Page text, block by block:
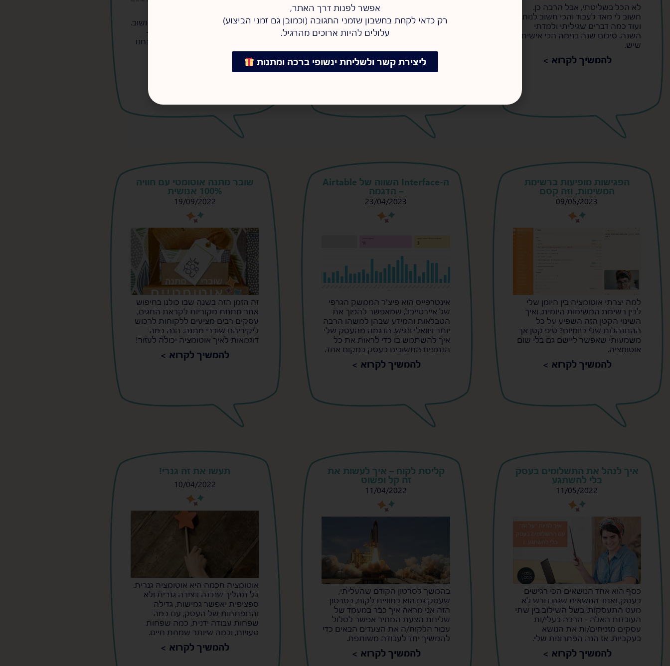
לא הכל בשליטתי, אבל הרבה כן.
חשוב לי מאד לעבוד והכי חשוב לנוח.
ועוד כמה דברים שגיליתי ולמדתי
השנה. סיכום שנה בנימה הכי אישית
שיש.
להמשיך לקרוא >
הפעם מדובר בחברה גדולה עם המון
משתמשים, שאפנו ליצור מערכת
"רזה" ומצומצמת שתאפשר לעובדי
נתונים ולבצע פעולות בתוך המערכת,
מבלי שתהיה להם גישה לנתונים
עצמם.
טקסט שונים שצריך להקליד שוב ושוב.
מהרגע שהטקסט שמור בתוכנה -
אפשר באמצעות הקלדת קוד שאנחנו
קבענו להעתיק אותו לכל מקום!
הפגישות מופיעות ברשימת
המשימות, וזה קסם
09/05/2023
s
s
למה יצרתי אוטומציה בין היומן שלי
לבין רשימת המשימות היומית, ואיך
השינוי הקטן הזה השפיע על כל
ההתנהלות שלי ביומיום? טיפ קטן אך
משמעותי שאפשר ליישם גם בלי שום
אוטומציה.
להמשיך לקרוא >
ה-Interface השווה של Airtable
– הדגמה
23/04/2023
s
s
אינטרפייס הוא פיצ'ר הממשק הגרפי
של איירטייבל, שמאפשר להפוך את
הטבלאות והמידע שבהן למשהו הרבה
יותר ויזואלי ונגיש. הדגמה מהעסק שלי
איך להשתמש בו כדי לראות את כל
הנתונים החשובים בעסק במקום אחד.
להמשיך לקרוא >
שובר מתנה אוטומטי עם חוויה
100% אנושית
19/09/2022
s
s
זה הזמן הזה בשנה שבו כולנו בחיפוש
אחר מתנות מקוריות לקראת החגים,
עסקים רבים מציעים ללקוחות לרכוש
ליקיריהם שוברי מתנה. הנה כמה
דוגמאות לאיך אוטומציה יכולה לעזור!
להמשיך לקרוא >
איך לנהל את התשלומים בעסק
בלי להשתגע
11/05/2022
s
s
כסף הוא אחד הנושאים הכי רגישים
בעסק, ואחד הנושאים שגם דורש לא
מעט התעסקות. בשל השילוב בין שתי
העובדות האלה - הרבה בעלי/ות
עסקים מזניחים/ות את הנושא
בעקביות. אז הנה הפתרונות שלי.
להמשיך לקרוא >
קליטת לקוח – איך לעשות את
זה קל ופשוט
11/04/2022
s
s
בהמשך לסרטון הקודם שהעליתי,
שעסק גם הוא בחוויית לקוח, בסרטון
הזה אני מראה איך כבר במעמד של
שליחת הצעת המחיר אפשר לסלול
עבור הלקוח/ה את הצעדים הבאים כדי
להמשיך יחד לעבודה משותפת.
להמשיך לקרוא >
תעשו את זה גנרי!
10/04/2022
s
s
אוטומציה חכמה היא אוטומציה גנרית.
כל תהליך שנבנה בצורה גנרית ולא
ספציפית יאפשר גמישות, גדילה
והתפתחות של העסק, עם כמה
שפחות עבודה ידנית, כמה שפחות
טעויות, וכמה שיותר שמחת חיים.
להמשיך לקרוא >
אפשר לפנות דרך האתר,
רק כדאי לקחת בחשבון שזמני התגובה (וכמובן גם זמני הביצוע)
עלולים להיות ארוכים מהרגיל.
ליצירת קשר ולשליחת ינשופי ברכה ומתנות